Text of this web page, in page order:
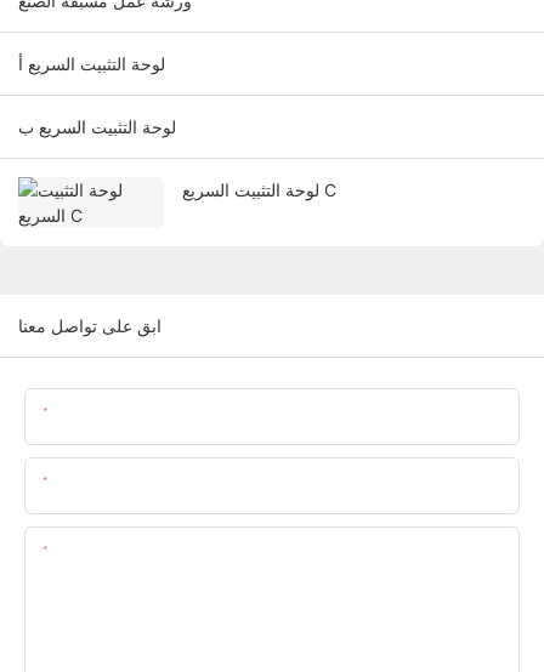
لوحة التثبيت السريع أ
لوحة التثبيت السريع ب
لوحة التثبيت السريع C
ابق على تواصل معنا